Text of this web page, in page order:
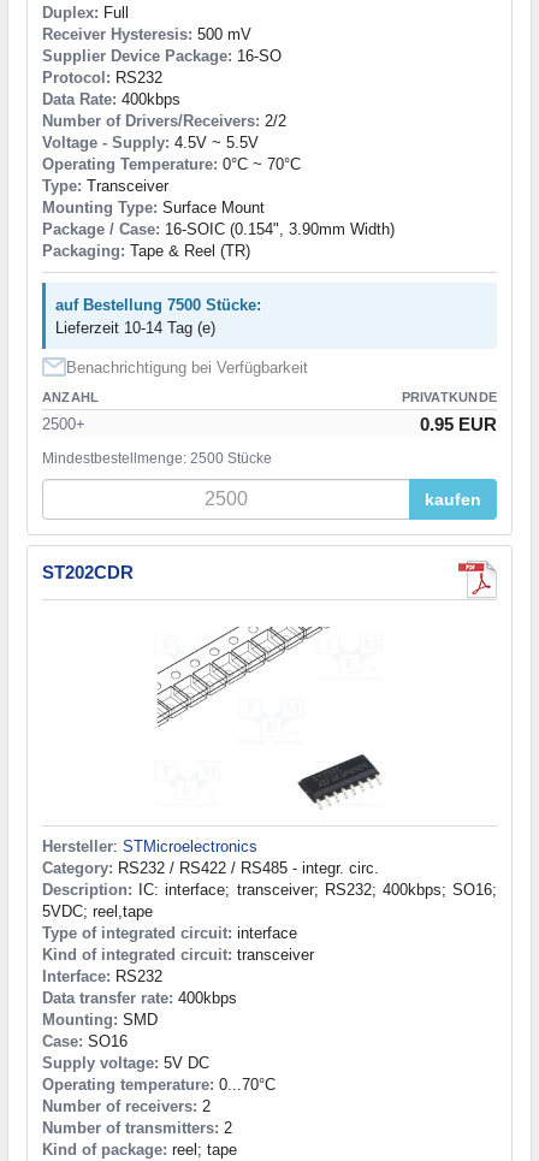
Duplex: Full
Receiver Hysteresis: 500 mV
Supplier Device Package: 16-SO
Protocol: RS232
Data Rate: 400kbps
Number of Drivers/Receivers: 2/2
Voltage - Supply: 4.5V ~ 5.5V
Operating Temperature: 0°C ~ 70°C
Type: Transceiver
Mounting Type: Surface Mount
Package / Case: 16-SOIC (0.154", 3.90mm Width)
Packaging: Tape & Reel (TR)
auf Bestellung 7500 Stücke:
Lieferzeit 10-14 Tag (e)
Benachrichtigung bei Verfügbarkeit
ANZAHL PRIVATKUNDE
2500+ 0.95 EUR
Mindestbestellmenge: 2500 Stücke
kaufen
ST202CDR
Hersteller: STMicroelectronics
Category: RS232 / RS422 / RS485 - integr. circ.
Description: IC: interface; transceiver; RS232; 400kbps; SO16;
5VDC; reel,tape
Type of integrated circuit: interface
Kind of integrated circuit: transceiver
Interface: RS232
Data transfer rate: 400kbps
Mounting: SMD
Case: SO16
Supply voltage: 5V DC
Operating temperature: 0...70°C
Number of receivers: 2
Number of transmitters: 2
Kind of package: reel; tape